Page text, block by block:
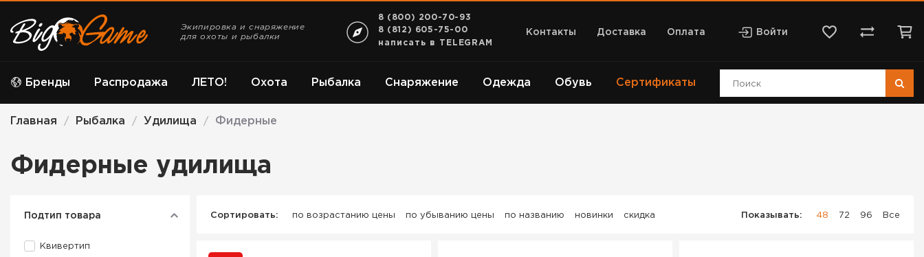
Экипировка и снаряжение
для охоты и рыбалки
8 (800) 200-70-93
8 (812) 605-75-00
написать в TELEGRAM
Контакты Доставка Оплата Войти
Бренды ЛЕТО! Охота Рыбалка Снаряжение Одежда Обувь
Распродажа Сертификаты
Главная / Рыбалка / Удилища / Фидерные
Фидерные удилища
Подтип товара
Квивертип
Сортировать: по возрастанию цены по убыванию цены по названию новинки скидка Показывать: 48 72 96 Все